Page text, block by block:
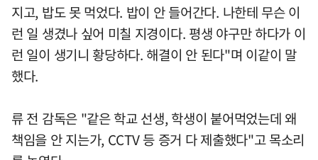
지고, 밥도 못 먹었다. 밥이 안 들어간다. 나한테 무슨 이
런 일 생겼나 싶어 미칠 지경이다. 평생 야구만 하다가 이
런 일이 생기니 황당하다. 해결이 안 된다"며 이같이 말
했다.
류 전 감독은 "같은 학교 선생, 학생이 붙어먹었는데 왜
책임을 안 지는가, CCTV 등 증거 다 제출했다"고 목소리